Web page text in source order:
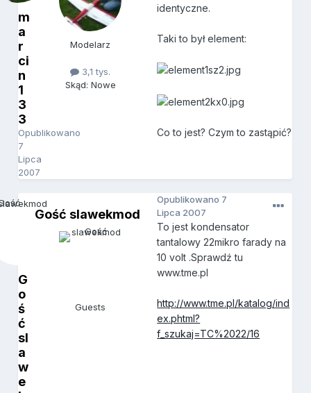
m
a
r
ci
n
1
3
3
Opublikowano
7
Lipca
2007
Modelarz
3,1 tys.
Skąd: Nowe
identyczne.
Taki to był element:
Co to jest? Czym to zastąpić?
G
o
ś
ć
sl
a
w
e
Gość slawekmod
Guests
Opublikowano 7
Lipca 2007
To jest kondensator
tantalowy 22mikro farady na
10 volt .Sprawdź tu
www.tme.pl
http://www.tme.pl/katalog/ind
ex.phtml?
f_szukaj=TC%2022/16